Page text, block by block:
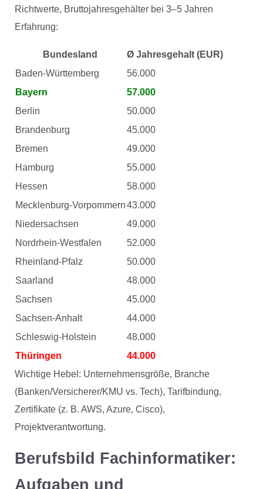
Richtwerte, Bruttojahresgehälter bei 3–5 Jahren
Erfahrung:
Bundesland
Ø Jahresgehalt (EUR)
Baden-Württemberg
56.000
Bayern
57.000
Berlin
50.000
Brandenburg
45.000
Bremen
49.000
Hamburg
55.000
Hessen
58.000
Mecklenburg-Vorpommern43.000
Niedersachsen
49.000
Nordrhein-Westfalen
52.000
Rheinland-Pfalz
50.000
Saarland
48.000
Sachsen
45.000
Sachsen-Anhalt
44.000
Schleswig-Holstein
48.000
Thüringen
44.000
Wichtige Hebel: Unternehmensgröße, Branche
(Banken/Versicherer/KMU vs. Tech), Tarifbindung,
Zertifikate (z. B. AWS, Azure, Cisco),
Projektverantwortung.
Berufsbild Fachinformatiker:
Aufgaben und